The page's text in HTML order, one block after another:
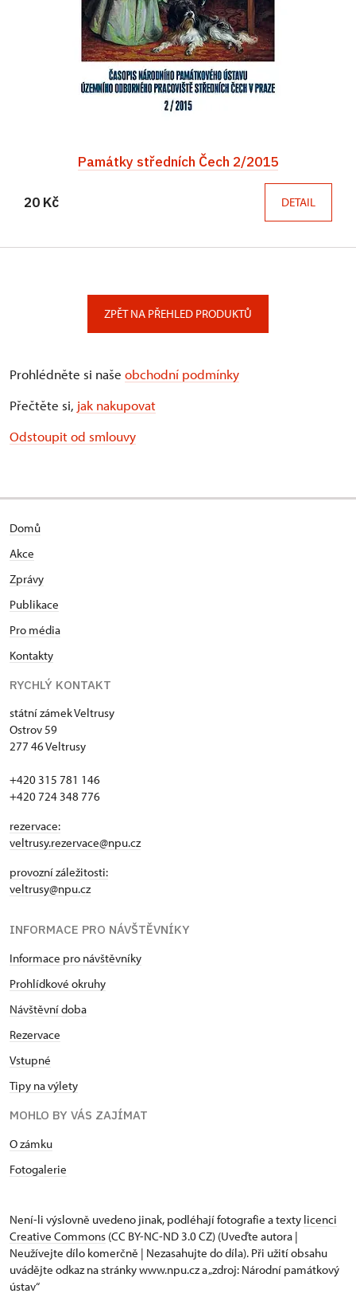
Památky středních Čech 2/2015
20 Kč DETAIL
ZPĚT NA PŘEHLED PRODUKTŮ
Prohlédněte si naše obchodní podmínky
Přečtěte si, jak nakupovat
Odstoupit od smlouvy
Domů
Akce
Zprávy
Publikace
Pro média
Kontakty
RYCHLÝ KONTAKT
státní zámek Veltrusy
Ostrov 59
277 46 Veltrusy
+420 315 781 146
+420 724 348 776
rezervace:
veltrusy.rezervace@npu.cz
provozní záležitosti:
veltrusy@npu.cz
INFORMACE PRO NÁVŠTĚVNÍKY
Informace pro návštěvníky
Prohlídkové okruhy
Návštěvní doba
Rezervace
Vstupné
Tipy na výlety
MOHLO BY VÁS ZAJÍMAT
O zámku
Fotogalerie
Není-li výslovně uvedeno jinak, podléhají fotografie a texty licenci
Creative Commons (CC BY-NC-ND 3.0 CZ) (Uveďte autora |
Neužívejte dílo komerčně | Nezasahujte do díla). Při užití obsahu
uvádějte odkaz na stránky www.npu.cz a „zdroj: Národní památkový
ústav“